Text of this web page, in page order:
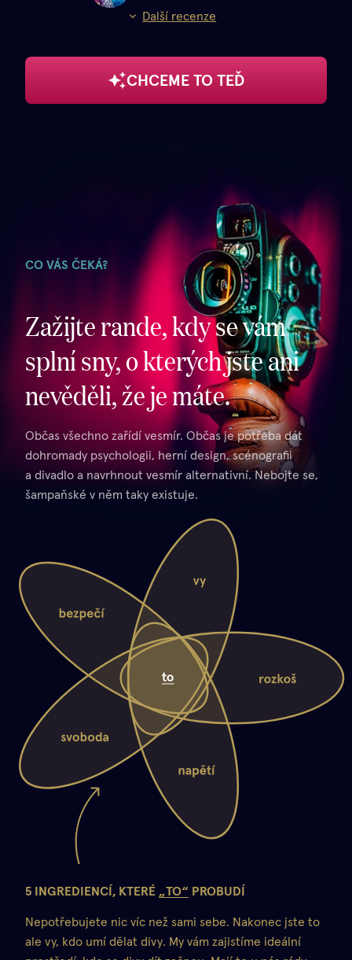
Další recenze
CHCEME TO TEĎ
CO VÁS ČEKÁ?
Zažijte rande, kdy se vám
splní sny, o kterých jste ani
nevěděli, že je máte.
Občas všechno zařídí vesmír. Občas je potřeba dát
dohromady psychologii, herní design, scénografii
a divadlo a navrhnout vesmír alternativní. Nebojte se,
šampaňské v něm taky existuje.
5 INGREDIENCÍ, KTERÉ „TO“ PROBUDÍ
Nepotřebujete nic víc než sami sebe. Nakonec jste to
ale vy, kdo umí dělat divy. My vám zajistíme ideální